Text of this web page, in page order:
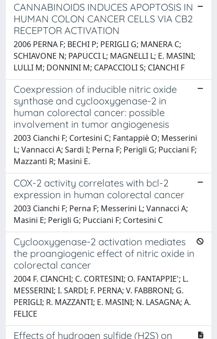
CANNABINOIDS INDUCES APOPTOSIS IN
HUMAN COLON CANCER CELLS VIA CB2
RECEPTOR ACTIVATION
2006 PERNA F; BECHI P; PERIGLI G; MANERA C;
SCHIAVONE N; PAPUCCI L; MAGNELLI L; E. MASINI;
LULLI M; DONNINI M; CAPACCIOLI S; CIANCHI F
Coexpression of inducible nitric oxide
synthase and cyclooxygenase-2 in
human colorectal cancer: possible
involvement in tumor angiogenesis
2003 Cianchi F; Cortesini C; Fantappiè O; Messerini
L; Vannacci A; Sardi I; Perna F; Perigli G; Pucciani F;
Mazzanti R; Masini E.
COX-2 activity correlates with bcl-2
expression in human colorectal cancer
2003 Cianchi F; Perna F; Messerini L; Vannacci A;
Masini E; Perigli G; Pucciani F; Cortesini C
Cyclooxygenase-2 activation mediates
the proangiogenic effect of nitric oxide in
colorectal cancer
2004 F. CIANCHI; C. CORTESINI; O. FANTAPPIE'; L.
MESSERINI; I. SARDI; F. PERNA; V. FABBRONI; G.
PERIGLI; R. MAZZANTI; E. MASINI; N. LASAGNA; A.
FELICE
Effects of hydrogen sulfide (H2S) on